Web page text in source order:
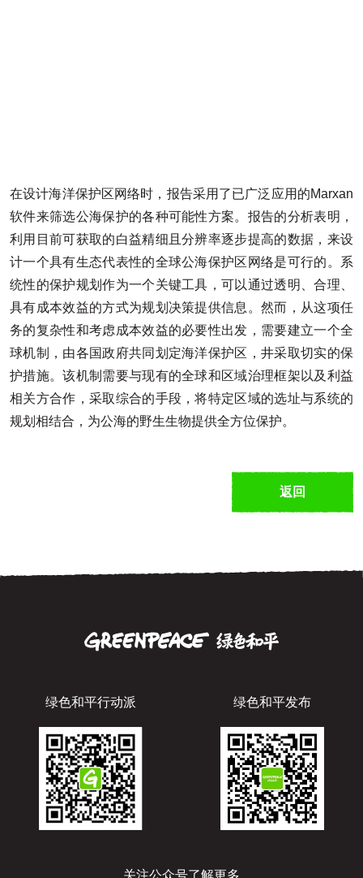
在设计海洋保护区网络时，报告采用了已广泛应用的Marxan
软件来筛选公海保护的各种可能性方案。报告的分析表明，
利用目前可获取的白益精细且分辨率逐步提高的数据，来设
计一个具有生态代表性的全球公海保护区网络是可行的。系
统性的保护规划作为一个关键工具，可以通过透明、合理、
具有成本效益的方式为规划决策提供信息。然而，从这项任
务的复杂性和考虑成本效益的必要性出发，需要建立一个全
球机制，由各国政府共同划定海洋保护区，井采取切实的保
护措施。该机制需要与现有的全球和区域治理框架以及利益
相关方合作，采取综合的手段，将特定区域的选址与系统的
规划相结合，为公海的野生生物提供全方位保护。
返回
绿色和平行动派 绿色和平发布
关注公众号了解更多